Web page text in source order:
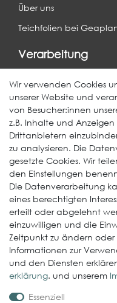
Über uns
Teichfolien bei
Verarbeitung
Videos
Systemhandbuch
FAQ Klebstoffe
Schulungstermine
ElastoTop
EPDM Dachbahn
Klebstoffe
EPDM / Zubehör
Entwässerung
Weitere Produkte
EcoDach EPDM
Wir verwenden Cookies
unserer Website und
von Besucher:innen
z.B. Inhalte und
Drittanbietern
zu analysieren. Die
gesetzte Cookies. Wir
den Einstellungen
Die Datenverarbeitung
eines berechtigten
erteilt oder abgelehnt
einzuwilligen und die
Zeitpunkt zu ändern
Informationen zur
und den Diensten
erklärung. und unserem
Essenziell